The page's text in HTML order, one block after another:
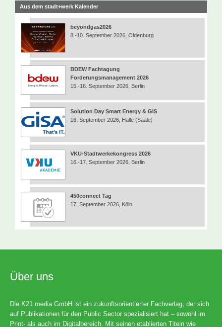
Aus dem stadt+werk Kalender
beyondgas2026
8.-10. September 2026, Oldenburg
BDEW Fachtagung
Forderungsmanagement 2026
15.-16. September 2026, Berlin
Solution Day Smart Energy & GIS
16. September 2026, Halle (Saale)
VKU-Stadtwerkekongress 2026
16.-17. September 2026, Berlin
450connect Tag
17. September 2026, Köln
Über uns
Die K21 media GmbH ist ein zukunftsorientierter Fachverlag, der sich
auf Publikationen für den Public Sector spezialisiert hat – sowohl im
Print- als auch im Digitalbereich. Mit seinen etablierten Titeln wie